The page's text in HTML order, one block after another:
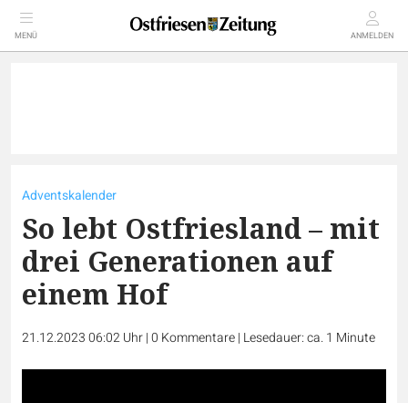
MENÜ ANMELDEN
Adventskalender
So lebt Ostfriesland – mit
drei Generationen auf
einem Hof
21.12.2023 06:02 Uhr|0 Kommentare| Lesedauer: ca. 1 Minute